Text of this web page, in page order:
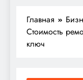
Главная
Стоимость
ключ